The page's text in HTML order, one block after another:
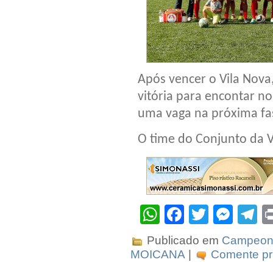
Após vencer o Vila
vitória para encontar
uma vaga na próxima
O time do Conjunto da
WhatsApp
Facebook
Twitter
Publicado em
MOICANA
Comente